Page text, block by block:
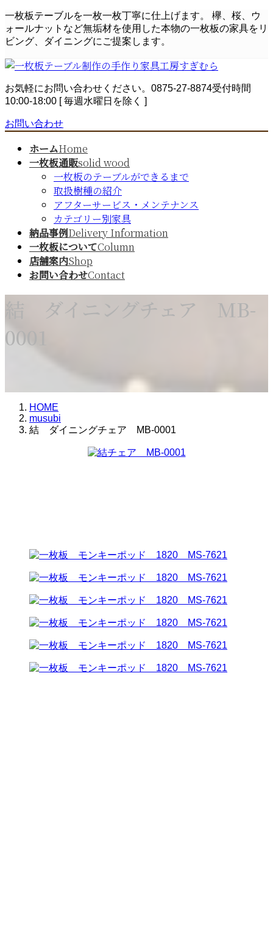
コ
ン
テ
ツ
ス
キ
ッ
プ
ナ
ビ
ゲ
シ
ン
に
移
動
一枚板テーブルを一枚一枚丁寧に仕上げます。 欅、桜、ウ
ォールナットなど無垢材を使用した本物の一枚板の家具をリ
ビング、ダイニングにご提案します。
お気軽にお問い合わせください。 0875-27-8874受付時間
10:00-18:00 [ 毎週水曜日を除く ]
お問い合わせ
ホームHome
一枚板通販solid wood
一枚板のテーブルができるまで
取扱樹種の紹介
アフターサービス・メンテナンス
カテゴリー別家具
納品事例Delivery Information
一枚板についてColumn
店舗案内Shop
お問い合わせContact
結 ダイニングチェア MB-
0001
HOME
musubi
結 ダイニングチェア MB-0001